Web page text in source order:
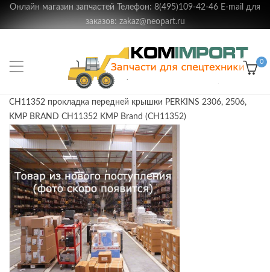
Онлайн магазин запчастей Телефон: 8(495)109-42-46 E-mail для
заказов: zakaz@neopart.ru
0
CH11352 прокладка передней крышки PERKINS 2306, 2506,
KMP BRAND CH11352 KMP Brand (CH11352)